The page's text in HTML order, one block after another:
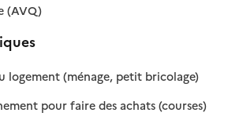
(AVQ)
: disponible
: non disponible
logement (ménage, petit bricolage): disponible
: non
pour faire des achats (courses)
:
: non